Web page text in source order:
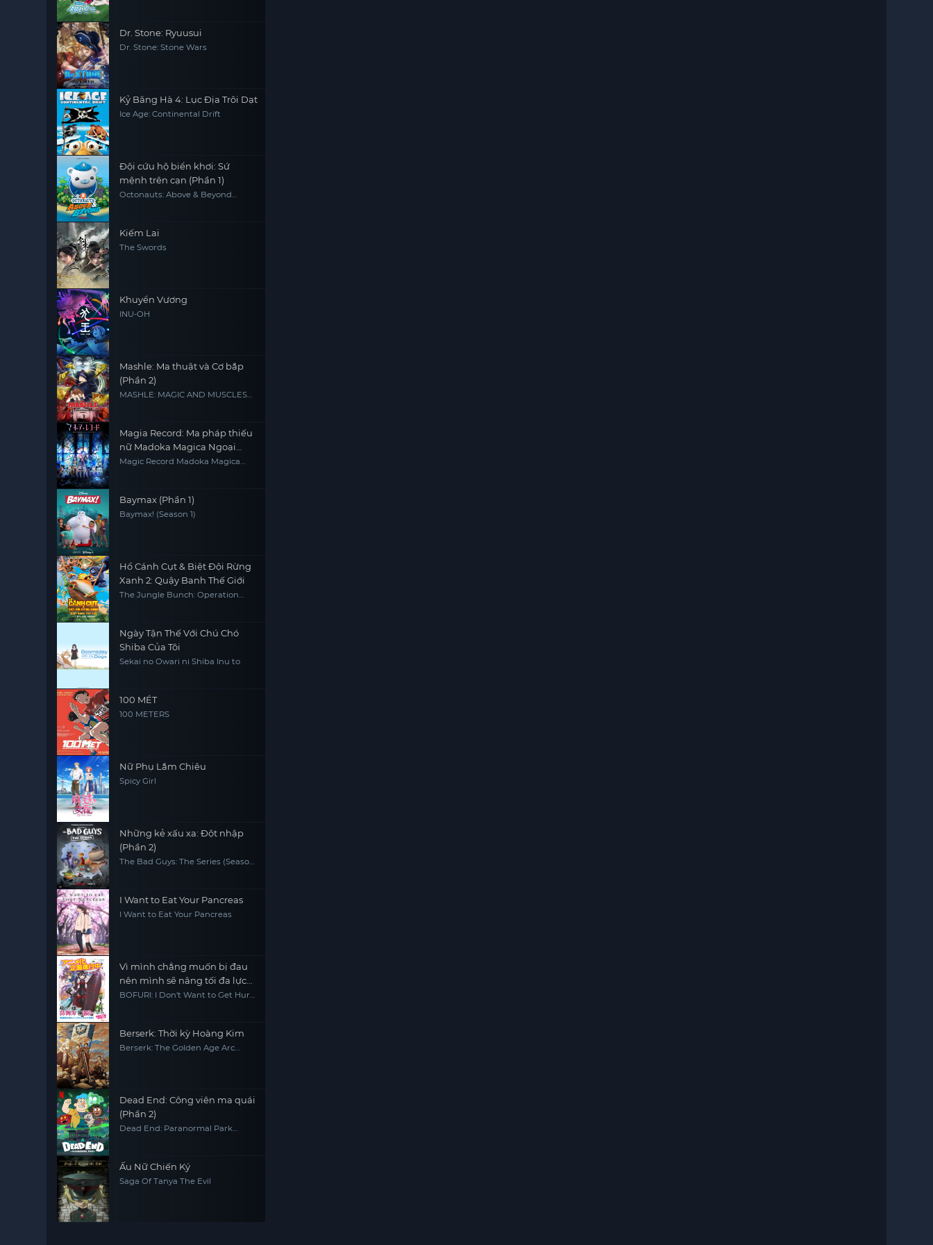
Dr. Stone: Ryuusui
Dr. Stone: Stone Wars
Kỷ Băng Hà 4: Lục Địa Trôi Dạt
Ice Age: Continental Drift
Đội cứu hộ biển khơi: Sứ
mệnh trên cạn (Phần 1)
Octonauts: Above & Beyond
Kiếm Lai
The Swords
Khuyển Vương
INU-OH
Mashle: Ma thuật và Cơ bắp
(Phần 2)
MASHLE: MAGIC AND MUSCLES
Magia Record: Ma pháp thiếu
nữ Madoka Magica Ngoại
truyện
Magic Record Madoka Magica
Baymax (Phần 1)
Baymax! (Season 1)
Hổ Cánh Cụt & Biệt Đội Rừng
Xanh 2: Quậy Banh Thế Giới
The Jungle Bunch: Operation
Ngày Tận Thế Với Chú Chó
Shiba Của Tôi
Sekai no Owari ni Shiba Inu to
100 MÉT
100 METERS
Nữ Phụ Lắm Chiêu
Spicy Girl
Những kẻ xấu xa: Đột nhập
(Phần 2)
The Bad Guys: The Series (Season
I Want to Eat Your Pancreas
I Want to Eat Your Pancreas
Vì mình chẳng muốn bị đau
nên mình sẽ nâng tối đa lực
phòng ngự - mùa 2
BOFURI: I Don't Want to Get Hurt,
Berserk: Thời kỳ Hoàng Kim
Berserk: The Golden Age Arc
Dead End: Công viên ma quái
(Phần 2)
Dead End: Paranormal Park
Ấu Nữ Chiến Ký
Saga Of Tanya The Evil